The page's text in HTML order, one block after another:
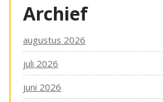
Archief
augustus 2026
juli 2026
juni 2026